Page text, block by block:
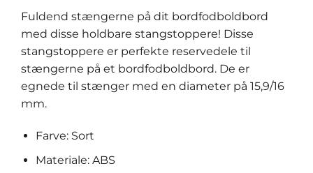
Fuldend stængerne på dit bordfodboldbord
med disse holdbare stangstoppere! Disse
stangstoppere er perfekte reservedele til
stængerne på et bordfodboldbord. De er
egnede til stænger med en diameter på 15,9/16
mm.
Farve: Sort
Materiale: ABS